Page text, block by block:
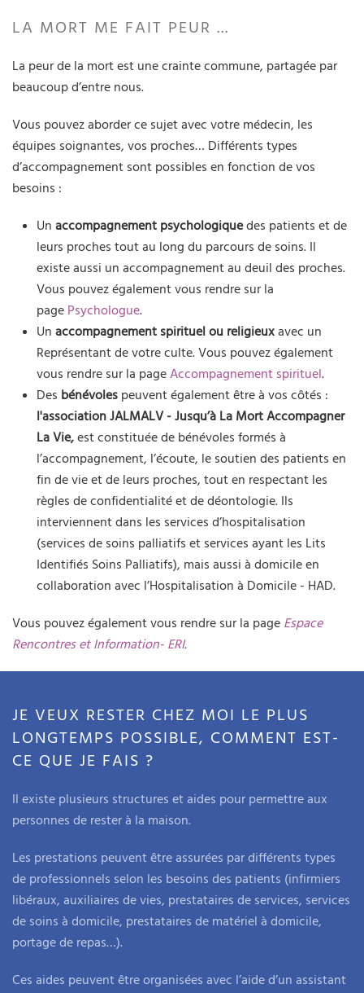
LA MORT ME FAIT PEUR ...
La peur de la mort est une crainte commune, partagée par
beaucoup d’entre nous.
Vous pouvez aborder ce sujet avec votre médecin, les
équipes soignantes, vos proches… Différents types
d’accompagnement sont possibles en fonction de vos
besoins :
Un accompagnement psychologiquedes patients et de
leurs proches tout au long du parcours de soins. Il
existe aussi un accompagnement au deuil des proches.
Vous pouvez également vous rendre sur la
page Psychologue.
Un accompagnement spirituel ou religieuxavec un
Représentant de votre culte. Vous pouvez également
vous rendre sur la pageAccompagnement spirituel.
Des bénévoles peuvent également être à vos côtés :
l'association JALMALV - Jusqu’à La Mort Accompagner
La Vie,est constituée de bénévoles formés à
l’accompagnement, l’écoute, le soutien des patients en
fin de vie et de leurs proches, tout en respectant les
règles de confidentialité et de déontologie. Ils
interviennent dans les services d’hospitalisation
(services de soins palliatifs et services ayant les Lits
Identifiés Soins Palliatifs), mais aussi à domicile en
collaboration avec l’Hospitalisation à Domicile - HAD.
Vous pouvez également vous rendre sur la page Espace
Rencontres et Information- ERI.
JE VEUX RESTER CHEZ MOI LE PLUS
LONGTEMPS POSSIBLE, COMMENT EST-
CE QUE JE FAIS ?
Il existe plusieurs structures et aides pour permettre aux
personnes de rester à la maison.
Les prestations peuvent être assurées par différents types
de professionnels selon les besoins des patients (infirmiers
libéraux, auxiliaires de vies, prestataires de services, services
de soins à domicile, prestataires de matériel à domicile,
portage de repas…).
Ces aides peuvent être organisées avec l’aide d’un assistant